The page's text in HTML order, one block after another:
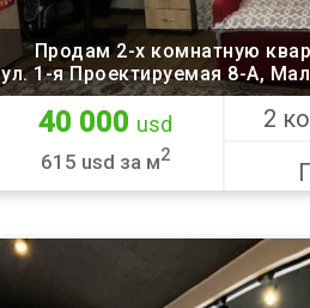
Продам 2-х комнатную
ул. 1-я Проектируемая 8-А,
40 000 usd
615 usd за м2
2